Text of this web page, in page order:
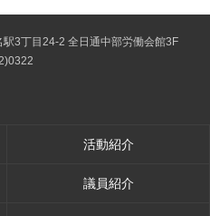
3丁目24-2 全日通中部労働会館3F
活動紹介
議員紹介